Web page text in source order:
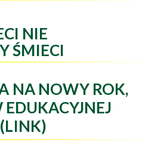
NIE
ŚMIECI
NA NOWY ROK,